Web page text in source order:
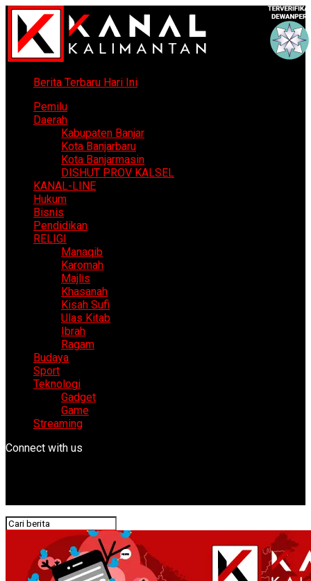
Berita Terbaru Hari Ini
Pemilu
Daerah
Kabupaten Banjar
Kota Banjarbaru
Kota Banjarmasin
DISHUT PROV KALSEL
KANAL-LINE
Hukum
Bisnis
Pendidikan
RELIGI
Manaqib
Karomah
Majlis
Khasanah
Kisah Sufi
Ulas Kitab
Ibrah
Ragam
Budaya
Sport
Teknologi
Gadget
Game
Streaming
Connect with us